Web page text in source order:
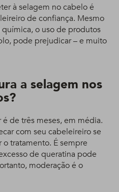
à selagem no cabelo é
de confiança. Mesmo
o uso de produtos
pode prejudicar – e muito
a selagem nos
de três meses, em média.
com seu cabeleireiro se
tratamento. É sempre
de queratina pode
moderação é o